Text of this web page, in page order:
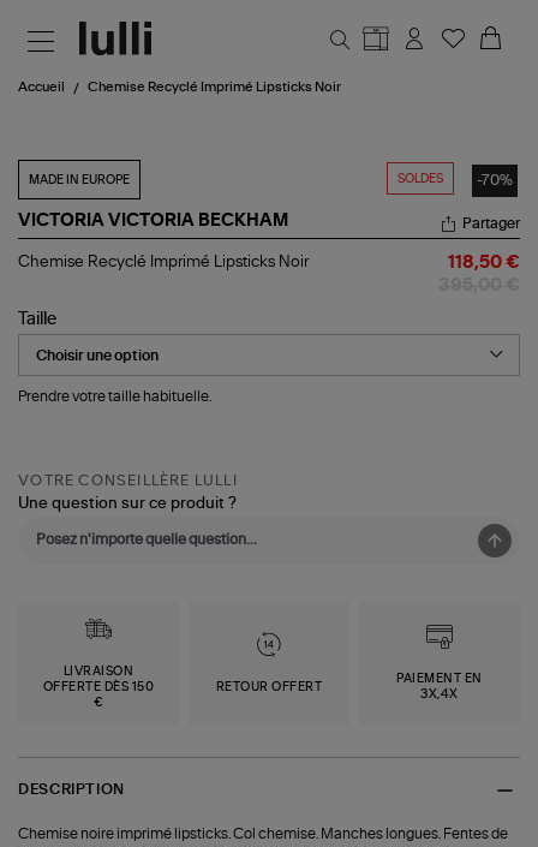
Accueil Chemise Recyclé Imprimé Lipsticks Noir
SOLDES -70%
MADE IN EUROPE
VICTORIA VICTORIA BECKHAM
Chemise
Lipsticks
Noir
Partager
Chemise Recyclé Imprimé Lipsticks Noir 118,50 €
Taille
Prendre votre taille habituelle.
VOTRE CONSEILLÈRE LULLI
Une question sur ce produit ?
LIVRAISON
OFFERTE DÈS 150
€
RETOUR OFFERT
PAIEMENT EN
3X,4X
DESCRIPTION
Chemise noire imprimé lipsticks. Col chemise. Manches longues. Fentes de